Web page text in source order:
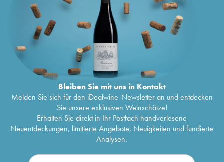
Bleiben Sie mit uns in Kontakt
Melden Sie sich für den iDealwine-Newsletter an und entdecken
Sie unsere exklusiven Weinschätze!
Erhalten Sie direkt in Ihr Postfach handverlesene
Neuentdeckungen, limitierte Angebote, Neuigkeiten und fundierte
Analysen.